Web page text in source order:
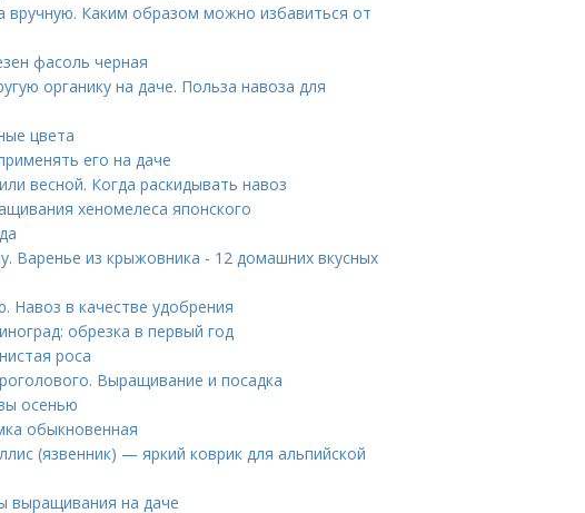
вручную. Каким образом можно избавиться от
фасоль черная
органику на даче. Польза навоза для
цвета
его на даче
весной. Когда раскидывать навоз
хеномелеса японского
Варенье из крыжовника - 12 домашних вкусных
Навоз в качестве удобрения
обрезка в первый год
роса
Выращивание и посадка
осенью
обыкновенная
(язвенник) — яркий коврик для альпийской
выращивания на даче